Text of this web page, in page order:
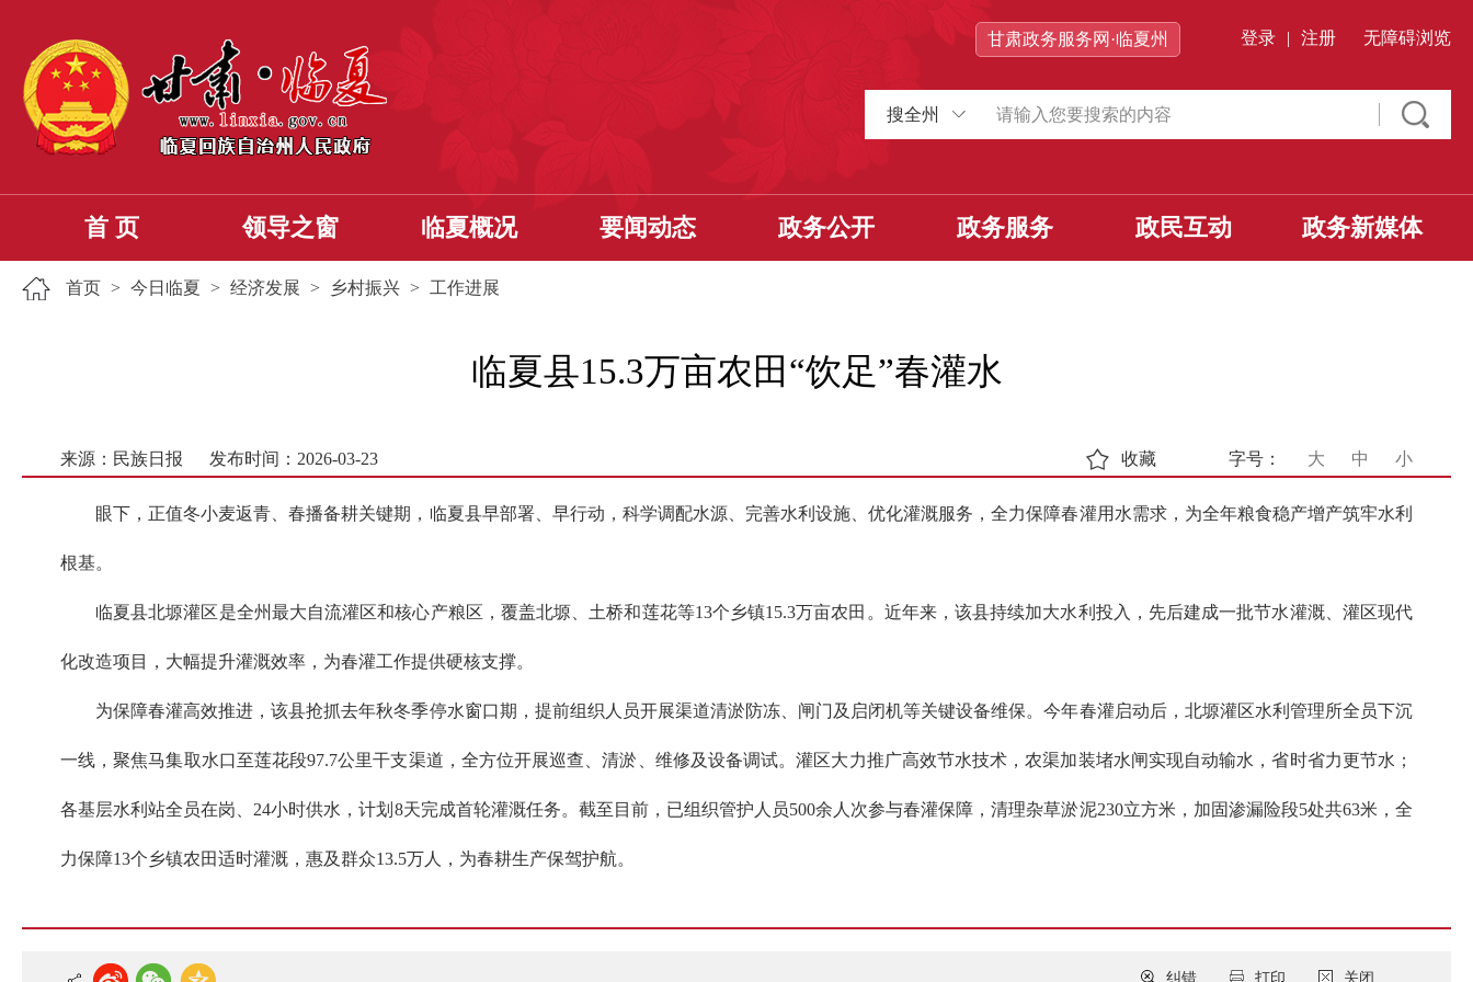
甘肃政务服务网·临夏州 登录 | 注册 无障碍浏览
搜全州
首 页 领导之窗 临夏概况 要闻动态 政务公开 政务服务 政民互动 政务新媒体
首页 > 今日临夏 > 经济发展 > 乡村振兴 > 工作进展
临夏县15.3万亩农田“饮足”春灌水
来源：民族日报 发布时间：2026-03-23 字号： 大 中 小
收藏
眼下，正值冬小麦返青、春播备耕关键期，临夏县早部署、早行动，科学调配水源、完善水利设施、优化灌溉服务，全力保障春灌用水需求，为全年粮食稳产增产筑牢水利
根基。
临夏县北塬灌区是全州最大自流灌区和核心产粮区，覆盖北塬、土桥和莲花等13个乡镇15.3万亩农田。近年来，该县持续加大水利投入，先后建成一批节水灌溉、灌区现代
化改造项目，大幅提升灌溉效率，为春灌工作提供硬核支撑。
为保障春灌高效推进，该县抢抓去年秋冬季停水窗口期，提前组织人员开展渠道清淤防冻、闸门及启闭机等关键设备维保。今年春灌启动后，北塬灌区水利管理所全员下沉
一线，聚焦马集取水口至莲花段97.7公里干支渠道，全方位开展巡查、清淤、维修及设备调试。灌区大力推广高效节水技术，农渠加装堵水闸实现自动输水，省时省力更节水；
各基层水利站全员在岗、24小时供水，计划8天完成首轮灌溉任务。截至目前，已组织管护人员500余人次参与春灌保障，清理杂草淤泥230立方米，加固渗漏险段5处共63米，全
力保障13个乡镇农田适时灌溉，惠及群众13.5万人，为春耕生产保驾护航。
关闭
打印
纠错